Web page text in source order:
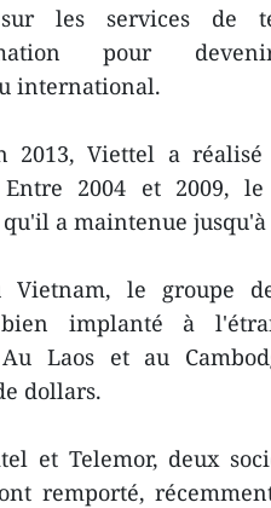
les services de
pour
international.
2013, Viettel a réalisé
2004 et 2009,
a maintenue
Vietnam, le groupe
implanté à
Au Laos et au
dollars.
et Telemor, deux
remporté,